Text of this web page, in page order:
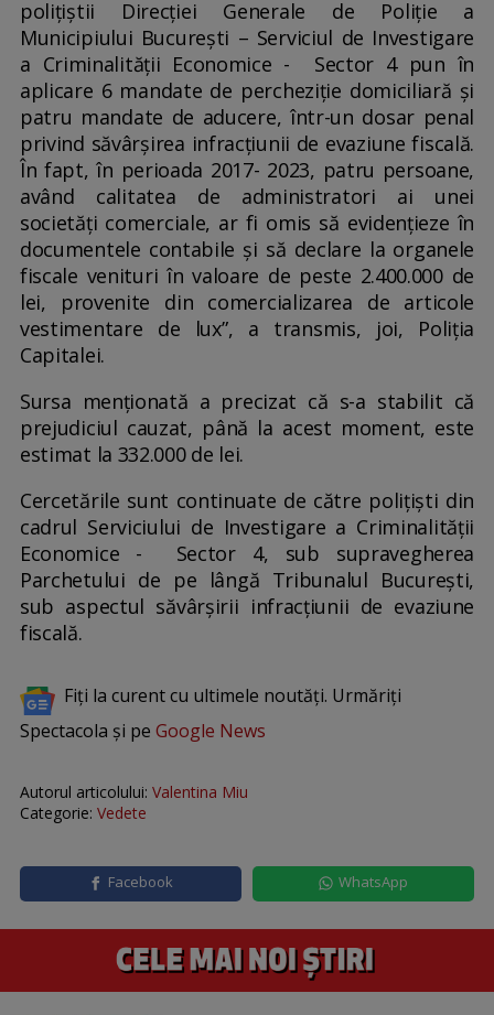
poliţiştii Direcţiei Generale de Poliţie a
Municipiului Bucureşti – Serviciul de Investigare
a Criminalităţii Economice - Sector 4 pun în
aplicare 6 mandate de percheziţie domiciliară şi
patru mandate de aducere, într-un dosar penal
privind săvârşirea infracţiunii de evaziune fiscală.
În fapt, în perioada 2017- 2023, patru persoane,
având calitatea de administratori ai unei
societăţi comerciale, ar fi omis să evidenţieze în
documentele contabile şi să declare la organele
fiscale venituri în valoare de peste 2.400.000 de
lei, provenite din comercializarea de articole
vestimentare de lux”, a transmis, joi, Poliţia
Capitalei.
Sursa menționată a precizat că s-a stabilit că
prejudiciul cauzat, până la acest moment, este
estimat la 332.000 de lei.
Cercetările sunt continuate de către polițiști din
cadrul Serviciului de Investigare a Criminalităţii
Economice - Sector 4, sub supravegherea
Parchetului de pe lângă Tribunalul București,
sub aspectul săvârșirii infracțiunii de evaziune
fiscală.
Fiți la curent cu ultimele noutăți. Urmăriți
Spectacola și pe Google News
Autorul articolului: Valentina Miu
Categorie: Vedete
Facebook WhatsApp